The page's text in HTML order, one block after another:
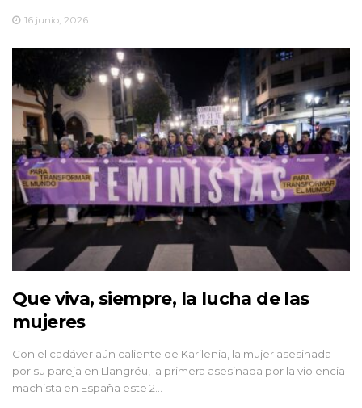
16 junio, 2026
Que viva, siempre, la lucha de las
mujeres
Con el cadáver aún caliente de Karilenia, la mujer asesinada
por su pareja en Llangréu, la primera asesinada por la violencia
machista en España este 2…